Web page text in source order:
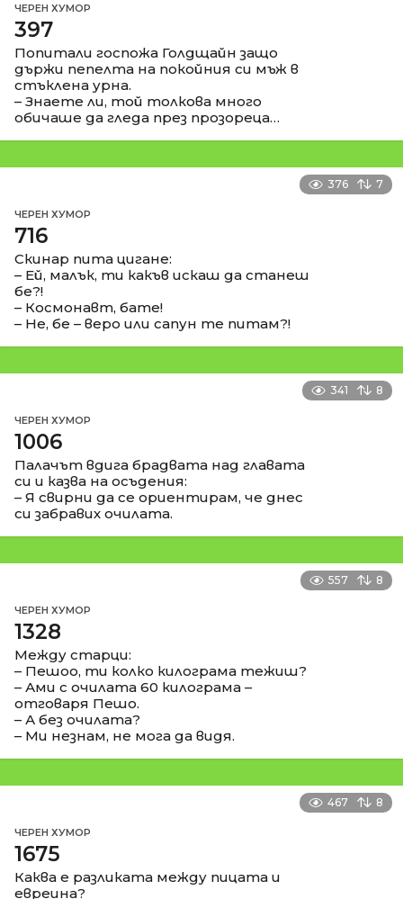
ЧЕРЕН ХУМОР
397
Попитали госпожа Голдщайн защо
държи пепелта на покойния си мъж в
стъклена урна.
– Знаете ли, той толкова много
обичаше да гледа през прозореца…
376 7
ЧЕРЕН ХУМОР
716
Скинар пита цигане:
– Ей, малък, ти какъв искаш да станеш
бе?!
– Космонавт, бате!
– Не, бе – веро или сапун те питам?!
341 8
ЧЕРЕН ХУМОР
1006
Палачът вдига брадвата над главата
си и казва на осъдения:
– Я свирни да се ориентирам, че днес
си забравих очилата.
557 8
ЧЕРЕН ХУМОР
1328
Между старци:
– Пешоо, ти колко килограма тежиш?
– Ами с очилата 60 килограма –
отговаря Пешо.
– А без очилата?
– Ми незнам, не мога да видя.
467 8
ЧЕРЕН ХУМОР
1675
Каква е разликата между пицата и
евреина?